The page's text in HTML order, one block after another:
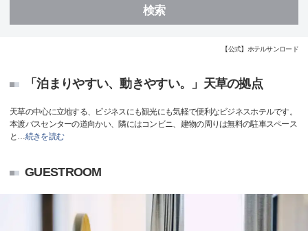
検索
【公式】ホテルサンロード
「泊まりやすい、動きやすい。」天草の拠点
天草の中心に立地する、ビジネスにも観光にも気軽で便利なビジネスホテルです。
本渡バスセンターの道向かい、隣にはコンビニ、建物の周りは無料の駐車スペース
と …続きを読む
GUESTROOM